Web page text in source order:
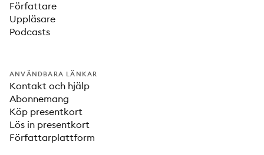
Författare
Uppläsare
Podcasts
ANVÄNDBARA LÄNKAR
Kontakt och hjälp
Abonnemang
Köp presentkort
Lös in presentkort
Författarplattform